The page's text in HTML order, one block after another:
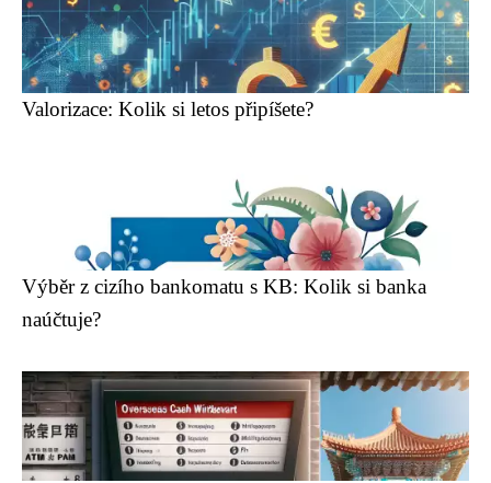
Valorizace: Kolik si letos připíšete?
Výběr z cizího bankomatu s KB: Kolik si banka
naúčtuje?